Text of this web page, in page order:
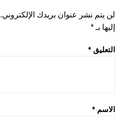
لن يتم نشر عنوان بريدك الإلكتروني.
إليها بـ *
التعليق *
الاسم *